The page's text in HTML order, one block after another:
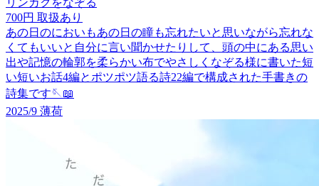
リンカクをなぞる
700円 取扱あり
あの日のにおいもあの日の瞳も忘れたいと思いながら忘れな
くてもいいと自分に言い聞かせたりして、頭の中にある思い
出や記憶の輪郭を柔らかい布でやさしくなぞる様に書いた短
い短いお話4編とポツポツ語る詩22編で構成された手書きの
詩集です🪡📖
2025/9 薄荷